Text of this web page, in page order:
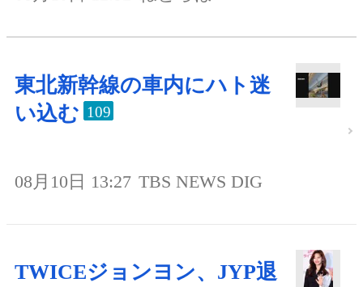
東北新幹線の車内にハト迷
い込む 109
08月10日 13:27 TBS NEWS DIG
TWICEジョンヨン、JYP退